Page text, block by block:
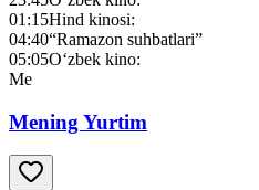
01:15Hind kinosi:
04:40“Ramazon suhbatlari”
05:05O‘zbek kino:
Me
Mening Yurtim